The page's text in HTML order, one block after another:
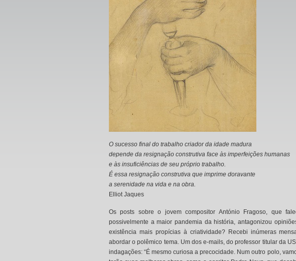
O sucesso final do trabalho criador da idade madura
depende da resignação construtiva face às imperfeições humanas
e às insuficiências de seu próprio trabalho.
É essa resignação construtiva que imprime doravante
a serenidade na vida e na obra.
Elliot Jaques
Os posts sobre o jovem compositor António Fragoso, que
possivelmente a maior pandemia da história, antagonizou
existência mais propícias à criatividade? Recebi inúmeras
abordar o polêmico tema. Um dos e-mails, do professor titular da
indagações: “É mesmo curiosa a precocidade. Num outro polo,